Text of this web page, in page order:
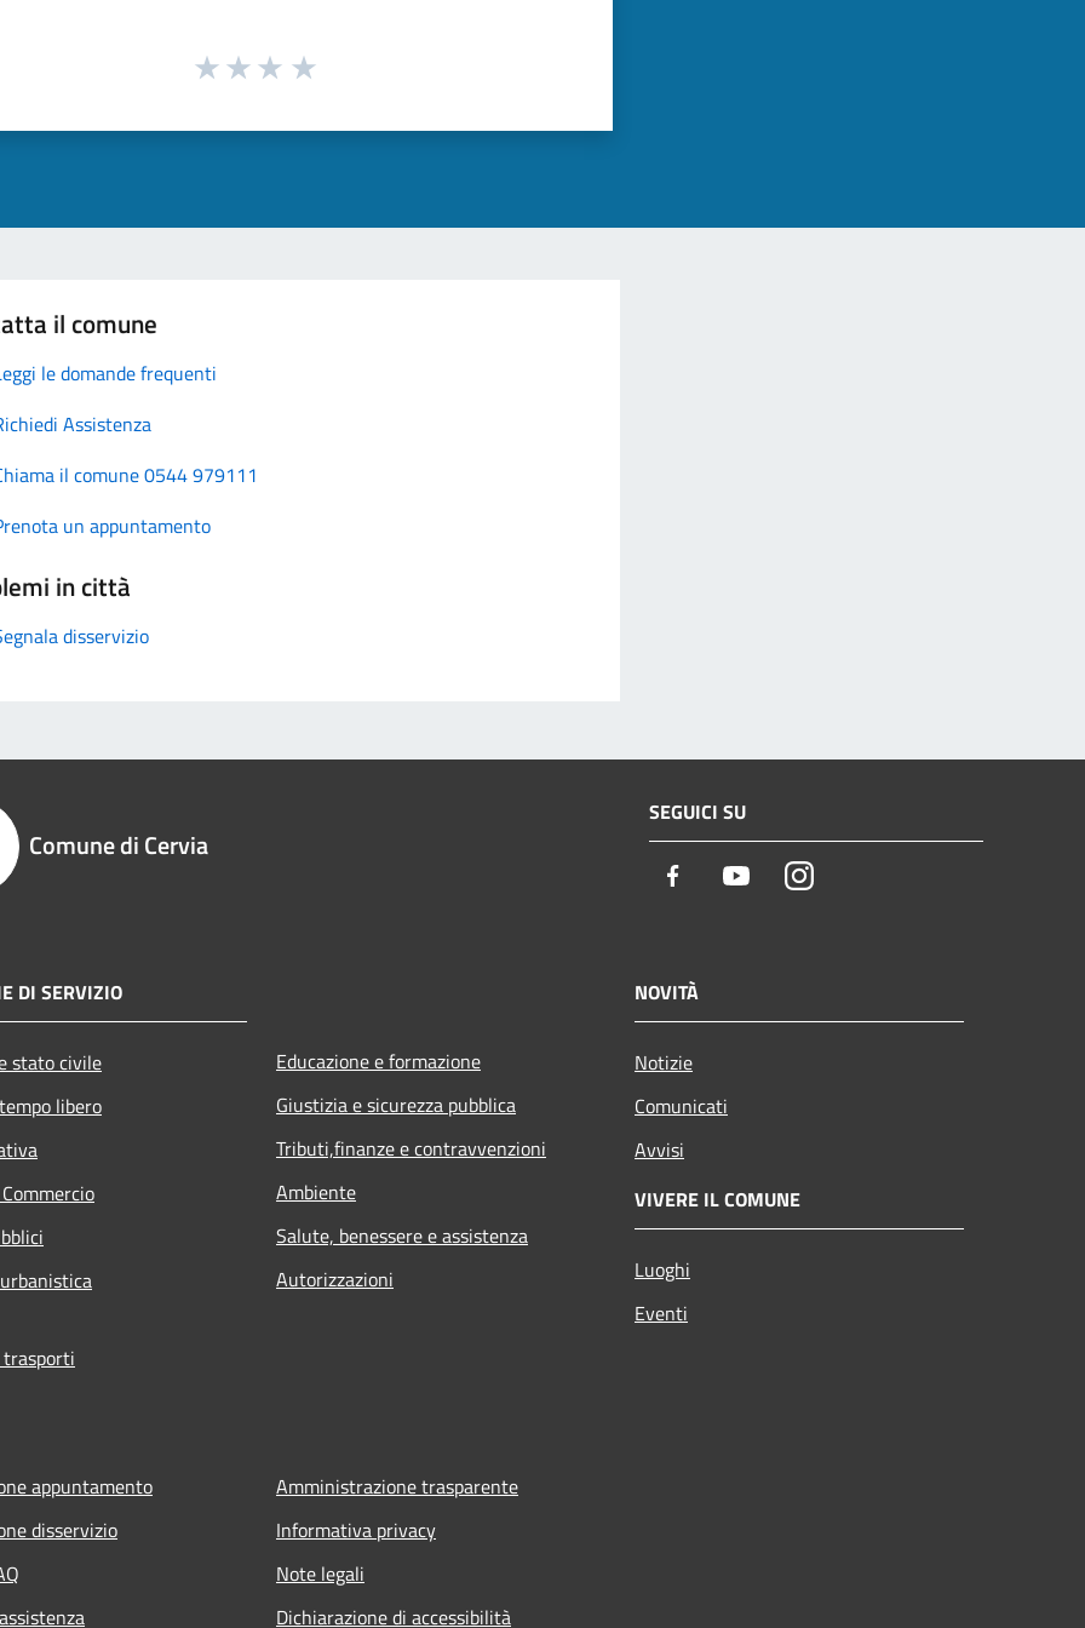
il comune
le domande frequenti
Assistenza
il comune 0544 979111
un appuntamento
in città
disservizio
Comune di Cervia
SEGUICI SU
Facebook YoutubeInstagram
DI SERVIZIO
stato civile
libero
Educazione e formazione
Giustizia e sicurezza pubblica
Tributi,finanze e contravvenzioni
Ambiente
Salute, benessere e assistenza
Autorizzazioni
NOVITÀ
Notizie
Comunicati
Avvisi
VIVERE IL COMUNE
Luoghi
Eventi
appuntamento
disservizio
Amministrazione trasparente
Informativa privacy
Note legali
Dichiarazione di accessibilità